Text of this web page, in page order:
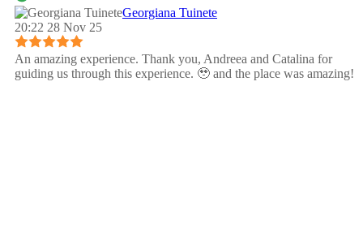
Georgiana Tuinete
20:22 28 Nov 25
An amazing experience. Thank you, Andreea and Catalina for
guiding us through this experience. 🥹 and the place was amazing!